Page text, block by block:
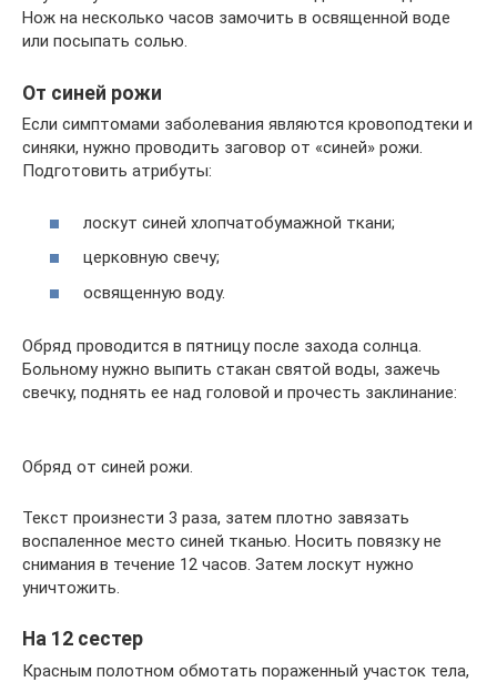
Нож на несколько часов замочить в освященной воде
или посыпать солью.
От синей рожи
Если симптомами заболевания являются кровоподтеки и
синяки, нужно проводить заговор от «синей» рожи.
Подготовить атрибуты:
лоскут синей хлопчатобумажной ткани;
церковную свечу;
освященную воду.
Обряд проводится в пятницу после захода солнца.
Больному нужно выпить стакан святой воды, зажечь
свечку, поднять ее над головой и прочесть заклинание:
Обряд от синей рожи.
Текст произнести 3 раза, затем плотно завязать
воспаленное место синей тканью. Носить повязку не
снимания в течение 12 часов. Затем лоскут нужно
уничтожить.
На 12 сестер
Красным полотном обмотать пораженный участок тела,